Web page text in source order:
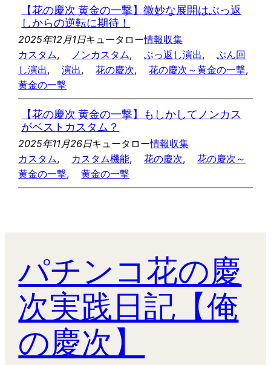
【花の慶次 黄金の一撃】微妙な展開はぶっ返
しからの逆転に期待！
2025年12月1日キュータロー情報収集
カスタム, ノンカスタム, ぶっ返し演出,
ぶん回
し演出, 演出, 花の慶次, 花の慶次～黄金の一撃
黄金の一撃
【花の慶次 黄金の一撃】もしかしてノンカス
がベストカスタム？
2025年11月26日キュータロー情報収集
カスタム, カスタム機能, 花の慶次,
花の慶次～
黄金の一撃, 黄金の一撃
パチンコ花の慶
次実践日記【俺
の慶次】